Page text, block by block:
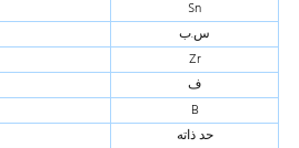
Sn
س.ب
Zr
ف
B
حد ذاته